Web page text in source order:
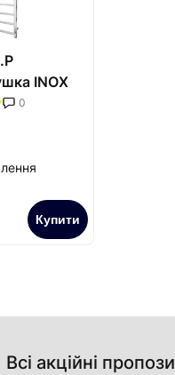
INOX
400
0
Купити
Всі акційні